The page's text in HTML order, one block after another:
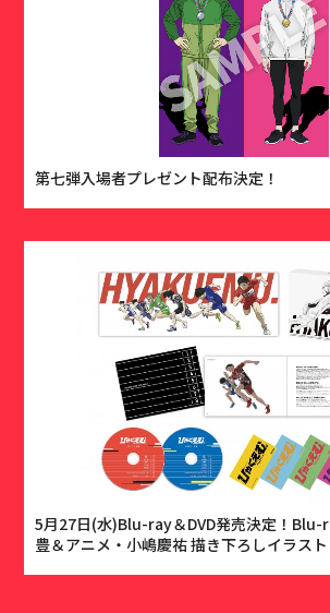
第七弾入場者プレゼント配布決定！
5月27日(水)Blu-ray＆DVD発売決定！Blu-
豊＆アニメ・小嶋慶祐 描き下ろしイラスト